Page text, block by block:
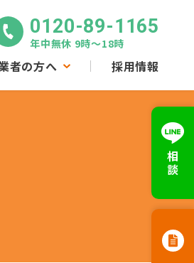
者の方へ 採用情報
0120-89-1165
年中無休 9時〜18時
相談